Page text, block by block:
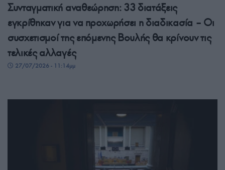
Συνταγματική αναθεώρηση: 33 διατάξεις
εγκρίθηκαν για να προχωρήσει η διαδικασία – Οι
συσχετισμοί της επόμενης Βουλής θα κρίνουν τις
τελικές αλλαγές
27/07/2026 - 11:14μμ